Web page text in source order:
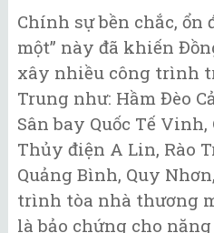
Chính sự bền chắc, ổn
một” này đã khiến
xây nhiều công trình
Trung như: Hầm Đèo
Sân bay Quốc Tế Vinh,
Thủy điện A Lin, Rào
Quảng Bình, Quy
trình tòa nhà thương
là bảo chứng cho